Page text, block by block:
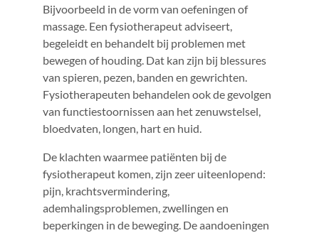
Bijvoorbeeld in de vorm van oefeningen of
massage. Een fysiotherapeut adviseert,
begeleidt en behandelt bij problemen met
bewegen of houding. Dat kan zijn bij blessures
van spieren, pezen, banden en gewrichten.
Fysiotherapeuten behandelen ook de gevolgen
van functiestoornissen aan het zenuwstelsel,
bloedvaten, longen, hart en huid.
De klachten waarmee patiënten bij de
fysiotherapeut komen, zijn zeer uiteenlopend:
pijn, krachtsvermindering,
ademhalingsproblemen, zwellingen en
beperkingen in de beweging. De aandoeningen